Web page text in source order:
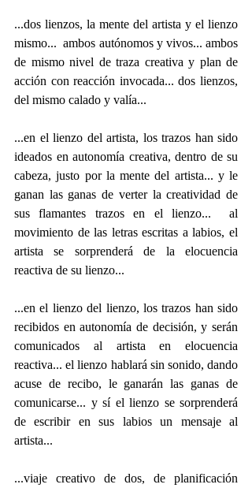
...dos lienzos, la mente del artista y el lienzo
mismo...  ambos autónomos y vivos... ambos
de mismo nivel de traza creativa y plan de
acción con reacción invocada... dos lienzos,
del mismo calado y valía...
...en el lienzo del artista, los trazos han sido
ideados en autonomía creativa, dentro de su
cabeza, justo por la mente del artista... y le
ganan las ganas de verter la creatividad de
sus flamantes trazos en el lienzo...  al
movimiento de las letras escritas a labios, el
artista se sorprenderá de la elocuencia
reactiva de su lienzo...
...en el lienzo del lienzo, los trazos han sido
recibidos en autonomía de decisión, y serán
comunicados al artista en elocuencia
reactiva... el lienzo hablará sin sonido, dando
acuse de recibo, le ganarán las ganas de
comunicarse... y sí el lienzo se sorprenderá
de escribir en sus labios un mensaje al
artista...
...viaje creativo de dos, de planificación